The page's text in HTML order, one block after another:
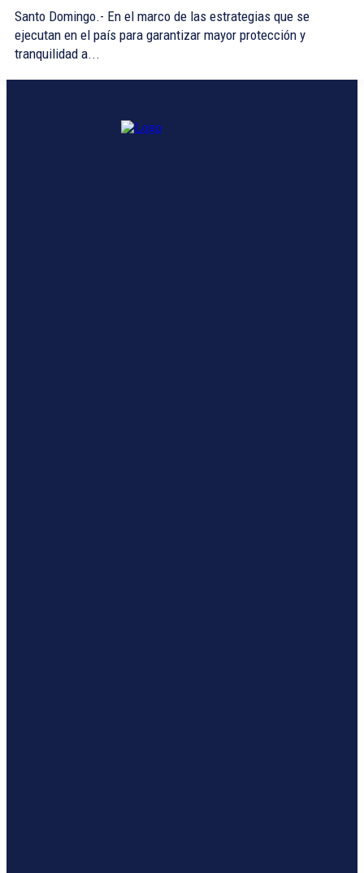
Santo Domingo.- En el marco de las estrategias que se
ejecutan en el país para garantizar mayor protección y
tranquilidad a...